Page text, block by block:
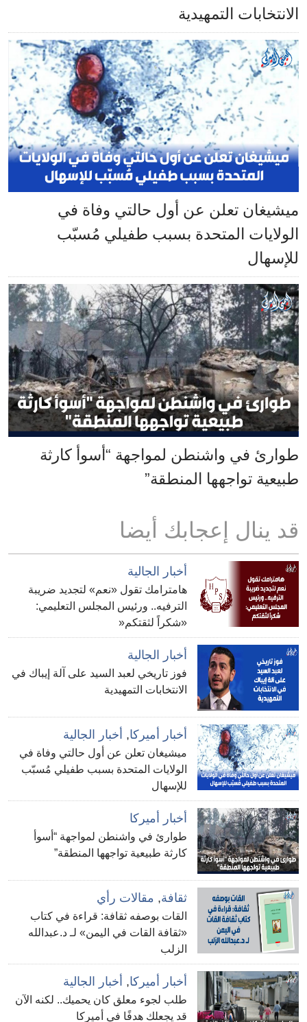
الانتخابات التمهيدية
ميشيغان تعلن عن أول حالتي وفاة في
الولايات المتحدة بسبب طفيلي مُسبّب
للإسهال
طوارئ في واشنطن لمواجهة “أسوأ كارثة
طبيعية تواجهها المنطقة”
قد ينال إعجابك أيضا
أخبار الجالية
هامترامك تقول «نعم» لتجديد ضريبة
الترفيه.. ورئيس المجلس التعليمي:
«شكراً لثقتكم«
أخبار الجالية
فوز تاريخي لعبد السيد على آلة إيباك في
الانتخابات التمهيدية
أخبار أميركا, أخبار الجالية
ميشيغان تعلن عن أول حالتي وفاة في
الولايات المتحدة بسبب طفيلي مُسبّب
للإسهال
أخبار أميركا
طوارئ في واشنطن لمواجهة “أسوأ
كارثة طبيعية تواجهها المنطقة”
ثقافة, مقالات رأي
القات بوصفه ثقافة: قراءة في كتاب
«ثقافة القات في اليمن» لـ د.عبدالله
الزلب
أخبار أميركا, أخبار الجالية
طلب لجوء معلق كان يحميك.. لكنه الآن
قد يجعلك هدفًا في أميركا